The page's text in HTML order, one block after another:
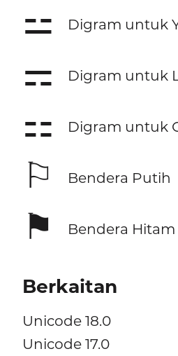
⚍ Digram untuk
⚎ Digram untuk
⚏ Digram untuk
⚐ Bendera Putih
⚑ Bendera Hitam
Berkaitan
Unicode 18.0
Unicode 17.0